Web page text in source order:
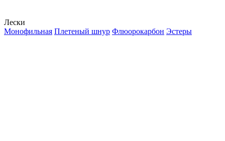
Лески
Монофильная Плетеный шнур Флюорокарбон Эстеры